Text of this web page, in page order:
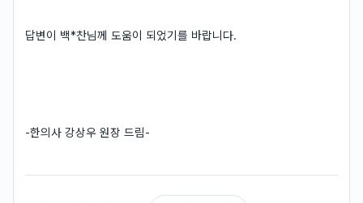
답변이 백*찬님께 도움이 되었기를 바랍니다.
-한의사 강상우 원장 드림-